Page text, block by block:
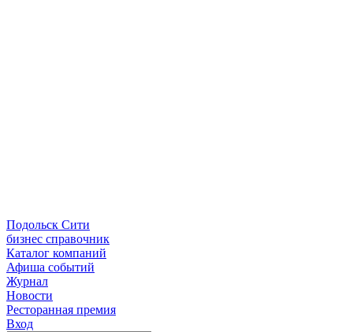
Подольск Сити
бизнес справочник
Каталог компаний
Афиша событий
Журнал
Новости
Ресторанная премия
Вход